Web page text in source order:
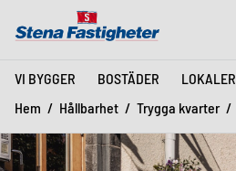
VI BYGGER BOSTÄDER LOKALER
Hem Hållbarhet Trygga kvarter